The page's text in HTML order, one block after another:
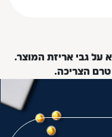
על גבי אריזת המוצר.
טרם הצריכה.